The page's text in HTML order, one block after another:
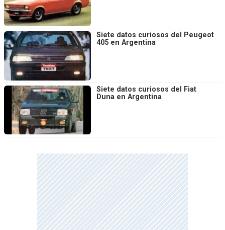
Siete datos curiosos del Peugeot
405 en Argentina
Siete datos curiosos del Fiat
Duna en Argentina